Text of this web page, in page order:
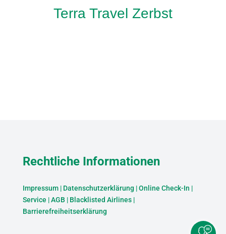
Terra Travel Zerbst
Rechtliche Informationen
Impressum| Datenschutzerklärung |Online Check-In |
Service |AGB | Blacklisted Airlines|
Barrierefreiheitserklärung